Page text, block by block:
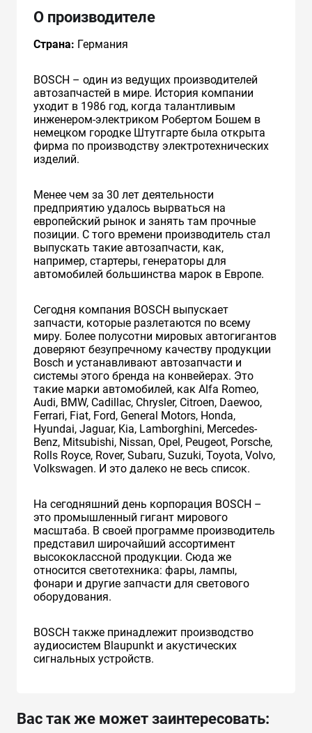
О производителе
Страна: Германия
BOSCH – один из ведущих производителей
автозапчастей в мире. История компании
уходит в 1986 год, когда талантливым
инженером-электриком Робертом Бошем в
немецком городке Штутгарте была открыта
фирма по производству электротехнических
изделий.
Менее чем за 30 лет деятельности
предприятию удалось вырваться на
европейский рынок и занять там прочные
позиции. С того времени производитель стал
выпускать такие автозапчасти, как,
например, cтартеры, генераторы для
автомобилей большинства марок в Европе.
Сегодня компания BOSCH выпускает
запчасти, которые разлетаются по всему
миру. Более полусотни мировых автогигантов
доверяют безупречному качеству продукции
Bosch и устанавливают автозапчасти и
системы этого бренда на конвейерах. Это
такие марки автомобилей, как Alfa Romeo,
Audi, BMW, Cadillac, Chrysler, Citroеn, Daewoo,
Ferrari, Fiat, Ford, General Motors, Honda,
Hyundai, Jaguar, Kia, Lamborghini, Mercedes-
Benz, Mitsubishi, Nissan, Opel, Peugeot, Porsche,
Rolls Royce, Rover, Subaru, Suzuki, Toyota, Volvo,
Volkswagen. И это далеко не весь список.
На сегодняшний день корпорация BOSCH –
это промышленный гигант мирового
масштаба. В своей программе производитель
представил широчайший ассортимент
высококлассной продукции. Сюда же
относится светотехника: фары, лампы,
фонари и другие запчасти для светового
оборудования.
BOSCH также принадлежит производство
аудиосистем Blaupunkt и акустических
сигнальных устройств.
Вас так же может заинтересовать: